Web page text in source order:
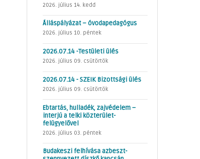
2026. július 14. kedd
Álláspályázat – óvodapedagógus
2026. július 10. péntek
2026.07.14 -Testületi ülés
2026. július 09. csütörtök
2026.07.14 - SZEIK Bizottsági ülés
2026. július 09. csütörtök
Ebtartás, hulladék, zajvédelem –
interjú a telki közterület-
felügyelővel
2026. július 03. péntek
Budakeszi felhívása azbeszt-